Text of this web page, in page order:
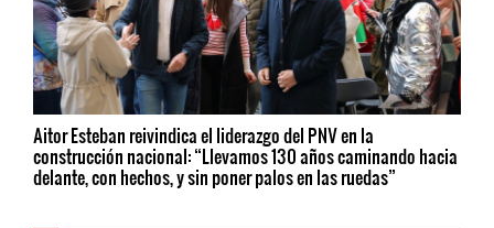
Aitor Esteban reivindica el liderazgo del PNV en la
construcción nacional: “Llevamos 130 años caminando hacia
delante, con hechos, y sin poner palos en las ruedas”